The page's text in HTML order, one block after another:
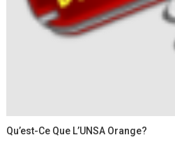
Qu’est-Ce Que L’UNSA Orange?